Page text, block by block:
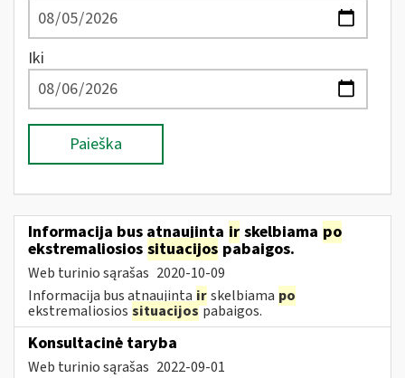
Iki
Paieška
Informacija bus atnaujinta ir skelbiama po
ekstremaliosios situacijos pabaigos.
Web turinio sąrašas 2020-10-09
Informacija bus atnaujinta irskelbiama po
ekstremaliosios situacijospabaigos.
Konsultacinė taryba
Web turinio sąrašas 2022-09-01